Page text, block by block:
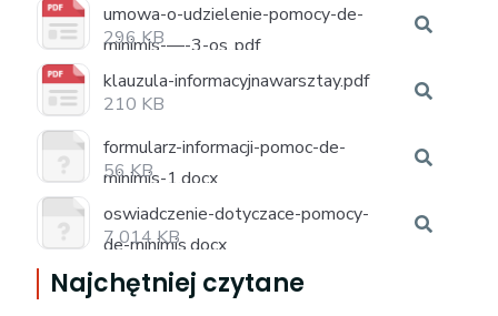
umowa-o-udzielenie-pomocy-de-
minimis-—-3-os..pdf
296 KB
klauzula-informacyjnawarsztay.pdf
210 KB
formularz-informacji-pomoc-de-
minimis-1.docx
56 KB
oswiadczenie-dotyczace-pomocy-
de-minimis.docx
7 014 KB
Najchętniej czytane